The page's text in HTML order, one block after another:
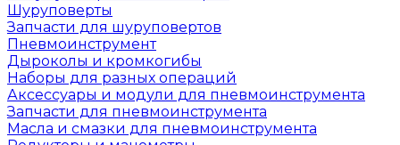
Шуруповерты
Запчасти для шуруповертов
Пневмоинструмент
Дыроколы и кромкогибы
Наборы для разных операций
Аксессуары и модули для пневмоинструмента
Запчасти для пневмоинструмента
Масла и смазки для пневмоинструмента